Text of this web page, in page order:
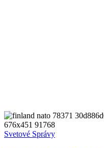
Svetové Správy